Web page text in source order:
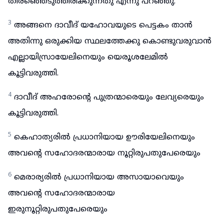
3 അങ്ങനെ ദാവീദ് യഹോവയുടെ പെട്ടകം താൻ
അതിന്നു ഒരുക്കിയ സ്ഥലത്തേക്കു കൊണ്ടുവരുവാൻ
എല്ലായിസ്രായേലിനെയും യെരൂശലേമിൽ
കൂട്ടിവരുത്തി.
4 ദാവീദ് അഹരോന്റെ പുത്രന്മാരെയും ലേവ്യരെയും
കൂട്ടിവരുത്തി.
5 കെഹാത്യരിൽ പ്രധാനിയായ ഊരിയേലിനെയും
അവന്റെ സഹോദരന്മാരായ നൂറ്റിരുപതുപേരെയും
6 മെരാര്യരിൽ പ്രധാനിയായ അസായാവെയും
അവന്റെ സഹോദരന്മാരായ
ഇരുനൂറ്റിരുപതുപേരെയും